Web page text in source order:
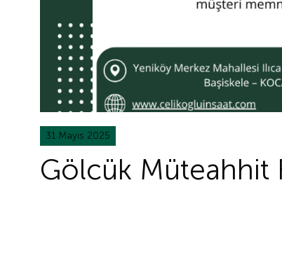
31 Mayıs 2025
Gölcük Müteahhit